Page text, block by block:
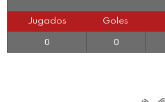
Jugados Goles
0 0